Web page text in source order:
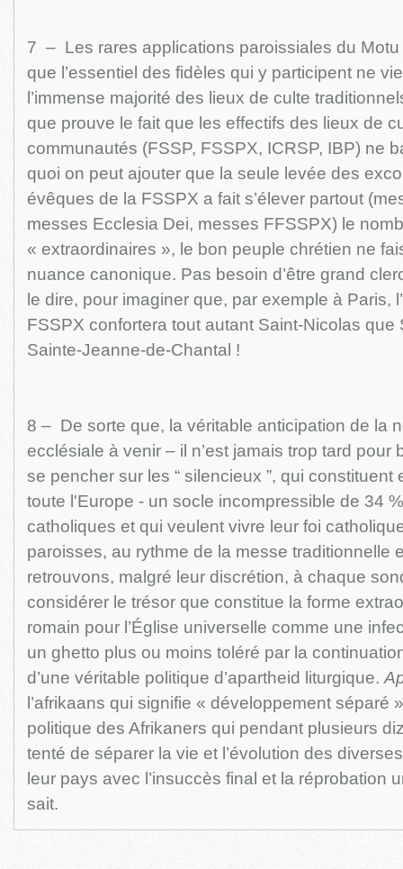
7 – Les rares applications paroissiales du Motu
que l’essentiel des fidèles qui y participent ne
l’immense majorité des lieux de culte
que prouve le fait que les effectifs des lieux de
communautés (FSSP, FSSPX, ICRSP, IBP) ne
quoi on peut ajouter que la seule levée des
évêques de la FSSPX a fait s’élever partout
messes Ecclesia Dei, messes FFSSPX) le
« extraordinaires », le bon peuple chrétien ne
nuance canonique. Pas besoin d’être grand
le dire, pour imaginer que, par exemple à Paris,
FSSPX confortera tout autant Saint-Nicolas que
Sainte-Jeanne-de-Chantal !
8 – De sorte que, la véritable anticipation de la
ecclésiale à venir – il n’est jamais trop tard pour
se pencher sur les “ silencieux ”, qui constituent
toute l'Europe - un socle incompressible de 34
catholiques et qui veulent vivre leur foi
paroisses, au rythme de la messe traditionnelle
retrouvons, malgré leur discrétion, à chaque
considérer le trésor que constitue la forme
romain pour l’Église universelle comme une
un ghetto plus ou moins toléré par la
d’une véritable politique d’apartheid liturgique.
l’afrikaans qui signifie « développement séparé
politique des Afrikaners qui pendant plusieurs
tenté de séparer la vie et l’évolution des
leur pays avec l’insuccès final et la réprobation
sait.